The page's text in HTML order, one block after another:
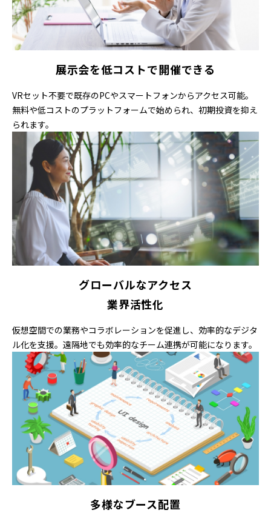
展示会を低コストで開催できる
VRセット不要で既存のPCやスマートフォンからアクセス可能。
無料や低コストのプラットフォームで始められ、初期投資を抑え
られます。
グローバルなアクセス
業界活性化
仮想空間での業務やコラボレーションを促進し、効率的なデジタ
ル化を支援。遠隔地でも効率的なチーム連携が可能になります。
多様なブース配置